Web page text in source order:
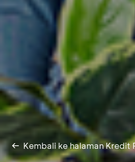
Kembali ke halaman Kredit